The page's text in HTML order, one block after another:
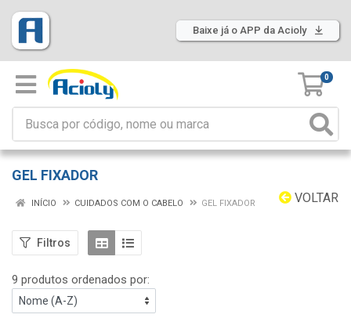
Baixe já o APP da Acioly
0
GEL FIXADOR
VOLTAR
INÍCIO CUIDADOS COM O CABELO GEL FIXADOR
Filtros
9 produtos ordenados por: